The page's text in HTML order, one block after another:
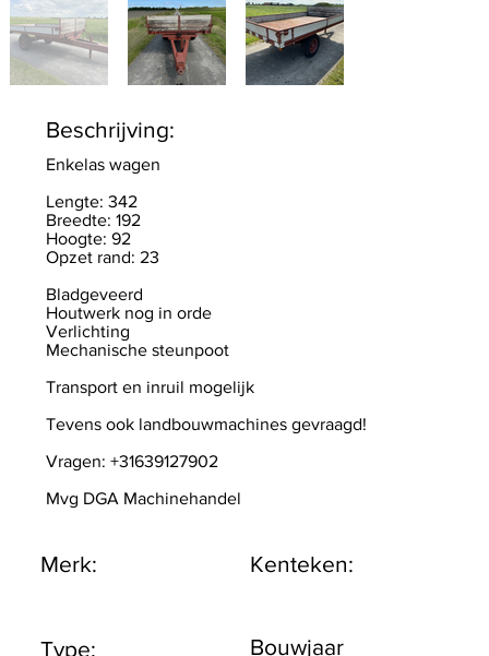
Type:
Merk: Kenteken:
Bouwjaar
Beschrijving:
Enkelas wagen
Lengte: 342
Breedte: 192
Hoogte: 92
Opzet rand: 23
Bladgeveerd
Houtwerk nog in orde
Verlichting
Mechanische steunpoot
Transport en inruil mogelijk
Tevens ook landbouwmachines gevraagd!
Vragen: +31639127902
Mvg DGA Machinehandel